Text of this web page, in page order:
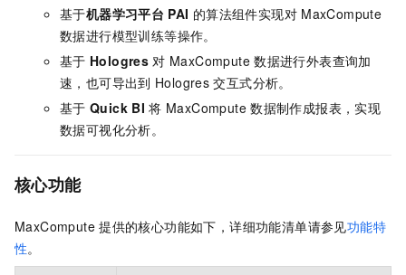
基于机器学习平台 PAI 的算法组件实现对 MaxCompute
数据进行模型训练等操作。
基于 Hologres 对 MaxCompute 数据进行外表查询加
速，也可导出到 Hologres 交互式分析。
基于 Quick BI 将 MaxCompute 数据制作成报表，实现
数据可视化分析。
核心功能
MaxCompute 提供的核心功能如下，详细功能清单请参见功能特
性。